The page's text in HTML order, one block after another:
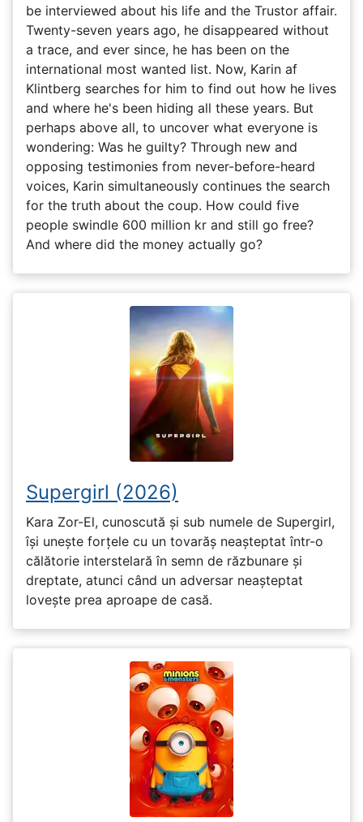
be interviewed about his life and the Trustor affair.
Twenty-seven years ago, he disappeared without
a trace, and ever since, he has been on the
international most wanted list. Now, Karin af
Klintberg searches for him to find out how he lives
and where he's been hiding all these years. But
perhaps above all, to uncover what everyone is
wondering: Was he guilty? Through new and
opposing testimonies from never-before-heard
voices, Karin simultaneously continues the search
for the truth about the coup. How could five
people swindle 600 million kr and still go free?
And where did the money actually go?
Supergirl (2026)
Kara Zor-El, cunoscută și sub numele de Supergirl,
își unește forțele cu un tovarăș neașteptat într-o
călătorie interstelară în semn de răzbunare și
dreptate, atunci când un adversar neașteptat
lovește prea aproape de casă.